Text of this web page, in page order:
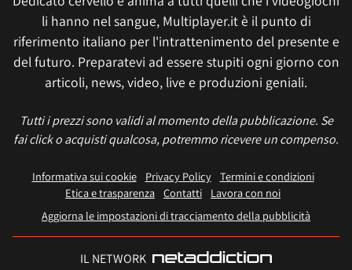
li hanno nel sangue, Multiplayer.it è il punto di
riferimento italiano per l'intrattenimento del presente e
del futuro. Preparatevi ad essere stupiti ogni giorno con
articoli, news, video, live e produzioni geniali.
Tutti i prezzi sono validi al momento della pubblicazione. Se
fai click o acquisti qualcosa, potremmo ricevere un compenso.
Informativa sui cookie Privacy Policy
Termini e condizioni
Etica e trasparenza Contatti
Lavora con noi
Aggiorna le impostazioni di tracciamento della pubblicità
IL NETWORK